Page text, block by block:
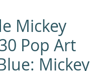
Mickey
Pop Art
Mickey